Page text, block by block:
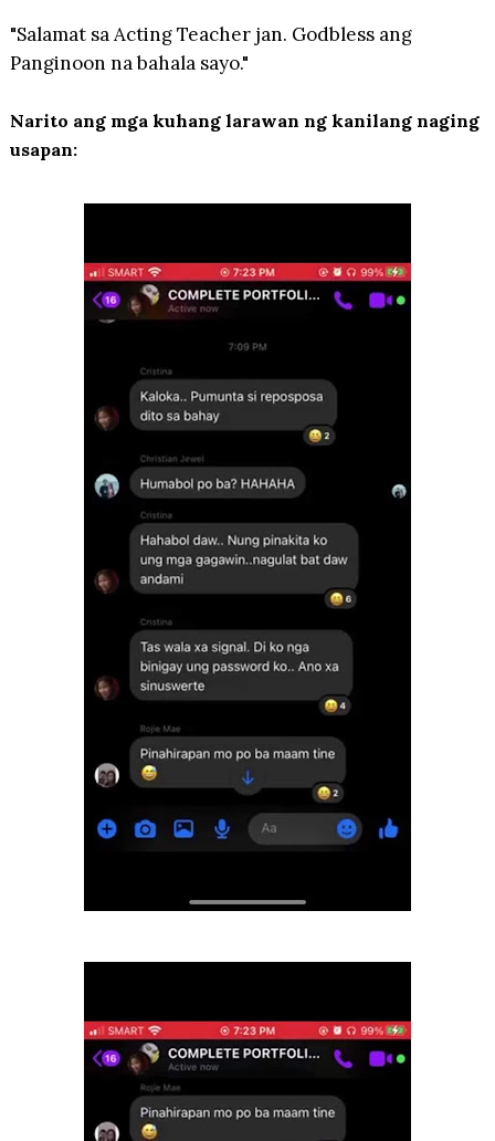
"Salamat sa Acting Teacher jan. Godbless ang
Panginoon na bahala sayo."
Narito ang mga kuhang larawan ng kanilang naging
usapan: